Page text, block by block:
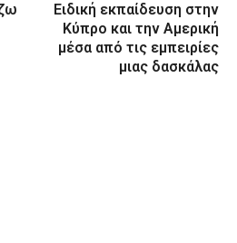
Ειδική εκπαίδευση στην
Κύπρο και την Αμερική
μέσα από τις εμπειρίες
μιας δασκάλας